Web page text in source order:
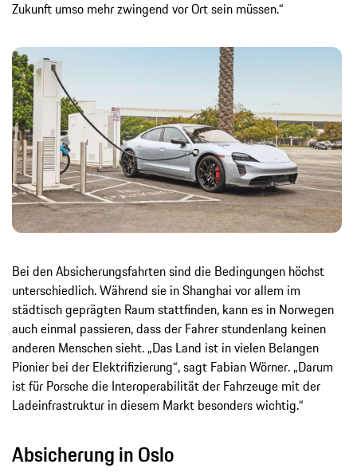
Zukunft umso mehr zwingend vor Ort sein müssen.“
Bei den Absicherungsfahrten sind die Bedingungen höchst
unterschiedlich. Während sie in Shanghai vor allem im
städtisch geprägten Raum stattfinden, kann es in Norwegen
auch einmal passieren, dass der Fahrer stundenlang keinen
anderen Menschen sieht. „Das Land ist in vielen Belangen
Pionier bei der Elektrifizierung“, sagt Fabian Wörner. „Darum
ist für Porsche die Interoperabilität der Fahrzeuge mit der
Ladeinfrastruktur in diesem Markt besonders wichtig.“
Absicherung in Oslo